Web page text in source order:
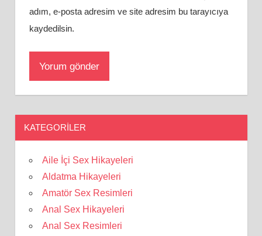
adım, e-posta adresim ve site adresim bu tarayıcıya
kaydedilsin.
KATEGORILER
Aile İçi Sex Hikayeleri
Aldatma Hikayeleri
Amatör Sex Resimleri
Anal Sex Hikayeleri
Anal Sex Resimleri